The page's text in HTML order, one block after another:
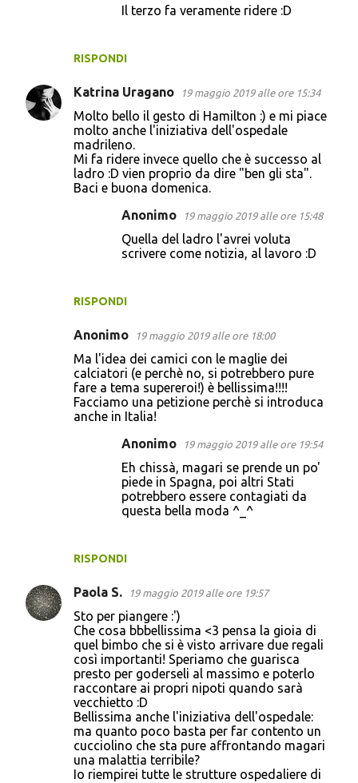
RISPONDI
Il terzo fa veramente ridere :D
Katrina Uragano 19 maggio 2019 alle ore 15:34
Molto bello il gesto di Hamilton :) e mi piace
molto anche l'iniziativa dell'ospedale
madrileno.
Mi fa ridere invece quello che è successo al
ladro :D vien proprio da dire "ben gli sta".
Baci e buona domenica.
RISPONDI
Anonimo 19 maggio 2019 alle ore 15:48
Quella del ladro l'avrei voluta
scrivere come notizia, al lavoro :D
Anonimo 19 maggio 2019 alle ore 18:00
Ma l'idea dei camici con le maglie dei
calciatori (e perchè no, si potrebbero pure
fare a tema supereroi!) è bellissima!!!!
Facciamo una petizione perchè si introduca
anche in Italia!
RISPONDI
Anonimo 19 maggio 2019 alle ore 19:54
Eh chissà, magari se prende un po'
piede in Spagna, poi altri Stati
potrebbero essere contagiati da
questa bella moda ^_^
Paola S. 19 maggio 2019 alle ore 19:57
Sto per piangere :')
Che cosa bbbellissima <3 pensa la gioia di
quel bimbo che si è visto arrivare due regali
così importanti! Speriamo che guarisca
presto per goderseli al massimo e poterlo
raccontare ai propri nipoti quando sarà
vecchietto :D
Bellissima anche l'iniziativa dell'ospedale:
ma quanto poco basta per far contento un
cucciolino che sta pure affrontando magari
una malattia terribile?
Io riempirei tutte le strutture ospedaliere di